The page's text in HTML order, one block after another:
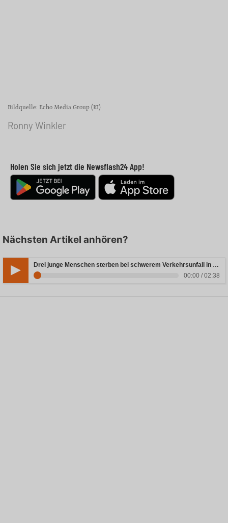
Bildquelle: Echo Media Group (KI)
Ronny Winkler
Holen Sie sich jetzt die Newsflash24 App!
Nächsten Artikel anhören?
Drei junge Menschen sterben bei schwerem Verkehrsunfall in Rheinland-Pfalz
00:00 / 02:38